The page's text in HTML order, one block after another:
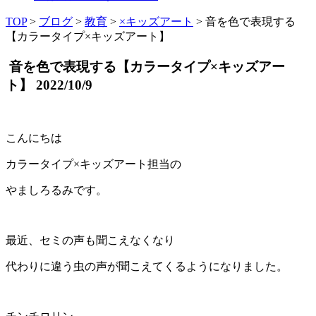
TOP> ブログ > 教育 > ×キッズアート > 音を色で表現する
【カラータイプ×キッズアート】
音を色で表現する【カラータイプ×キッズアー
ト】 2022/10/9
こんにちは
カラータイプ×キッズアート担当の
やましろるみです。
最近、セミの声も聞こえなくなり
代わりに違う虫の声が聞こえてくるようになりました。